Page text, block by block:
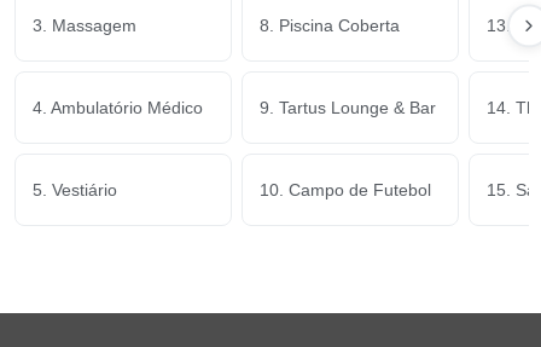
3. Massagem
4. Ambulatório Médico
5. Vestiário
8. Piscina Coberta
9. Tartus Lounge & Bar
10. Campo de Futebol
13.
14.
15.